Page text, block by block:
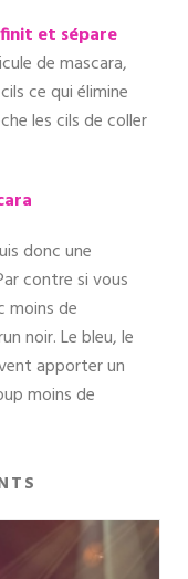
et sépare
de mascara,
ce qui élimine
les cils de coller
donc une
contre si vous
moins de
noir. Le bleu, le
apporter un
moins de